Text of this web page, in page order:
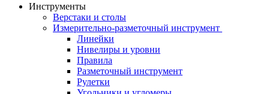
Инструменты
Верстаки и столы
Измерительно-разметочный инструмент
Линейки
Нивелиры и уровни
Правила
Разметочный инструмент
Рулетки